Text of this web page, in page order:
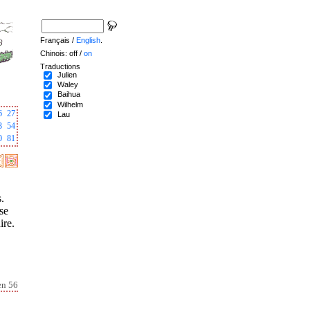
27
54
81
56
Français / English
Chinois: off / on
Traductions
Julien
Waley
Baihua
Wilhelm
Lau